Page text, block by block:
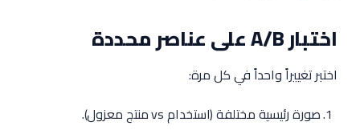
اختبار A/B على عناصر محددة
اختبر تغييراً واحداً في كل مرة:
صورة رئيسية مختلفة (استخدام vs منتج معزول).